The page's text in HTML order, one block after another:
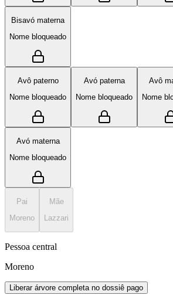
Bisavó materna
Nome bloqueado
Avô paterno
Nome bloqueado
Avó paterna
Nome bloqueado
Avô
Nome
Avó materna
Nome bloqueado
Pai
Moreno
Mãe
Lazzari
Pessoa central
Moreno
Liberar árvore completa no dossiê pago